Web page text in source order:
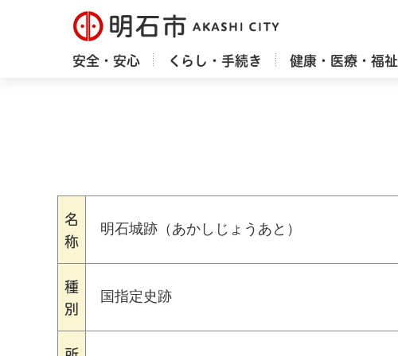
明石市
安全・安心 くらし・手続き 健康・医療・福祉
名
称
明石城跡（あかしじょうあと）
種
別
国指定史跡